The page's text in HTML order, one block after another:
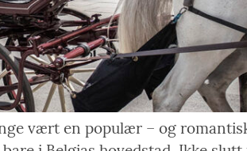
vært en populær – og